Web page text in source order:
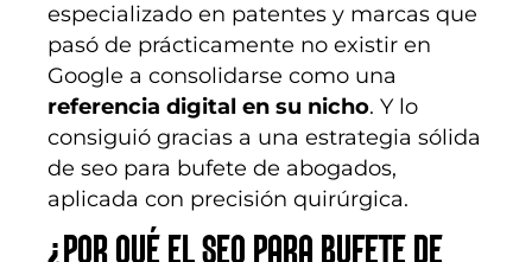
especializado en patentes y marcas que
pasó de prácticamente no existir en
Google a consolidarse como una
referencia digital en su nicho. Y lo
consiguió gracias a una estrategia sólida
de seo para bufete de abogados,
aplicada con precisión quirúrgica.
¿POR QUÉ EL SEO PARA BUFETE DE